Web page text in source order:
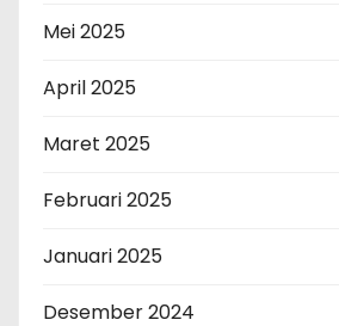
Mei 2025
April 2025
Maret 2025
Februari 2025
Januari 2025
Desember 2024